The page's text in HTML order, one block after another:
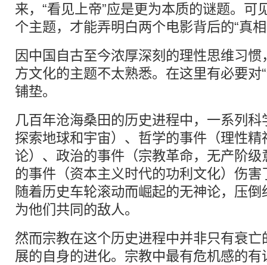
来，“看见上帝”应是更为本质的谜题。可
个主题，才能弄明白两个电影背后的“真
因中国自古至今浓厚深刻的理性思维习惯
方文化的主题不太熟悉。在这里有必要对
铺垫。
几百年沧海桑田的历史进程中，一系列
探索地球和宇宙）、哲学的事件（理性
论）、政治的事件（宗教革命，无产阶
的事件（资本主义时代的功利文化）伤
随着历史车轮滚动而崛起的无神论，压
为他们共同的敌人。
然而宗教在这个历史进程中并非只有衰
展的自身的进化。宗教中最有危机感的